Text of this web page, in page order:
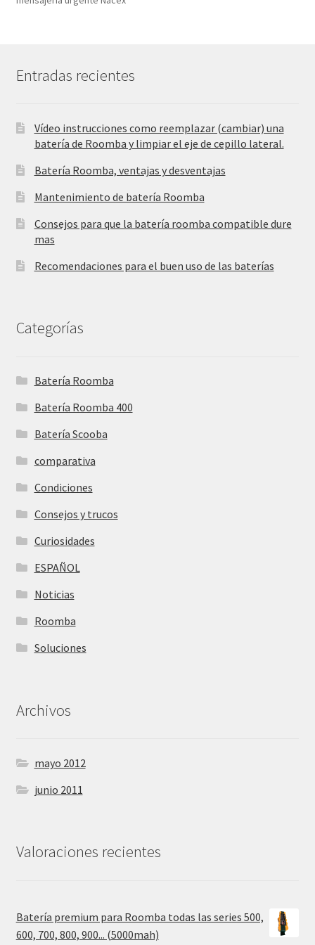
Entradas recientes
Vídeo instrucciones como reemplazar (cambiar) una
batería de Roomba y limpiar el eje de cepillo lateral.
Batería Roomba, ventajas y desventajas
Mantenimiento de batería Roomba
Consejos para que la batería roomba compatible dure
mas
Recomendaciones para el buen uso de las baterías
Categorías
Batería Roomba
Batería Roomba 400
Batería Scooba
comparativa
Condiciones
Consejos y trucos
Curiosidades
ESPAÑOL
Noticias
Roomba
Soluciones
Archivos
mayo 2012
junio 2011
Valoraciones recientes
Batería premium para Roomba todas las series 500,
600, 700, 800, 900... (5000mah)